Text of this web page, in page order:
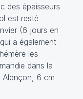
des épaisseurs
est resté
(6 jours en
a également
les
dans la
6 cm